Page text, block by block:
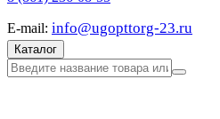
E-mail: info@ugopttorg-23.ru
Каталог